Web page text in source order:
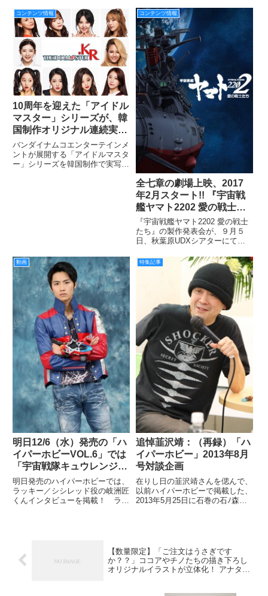
槻ケンヂの出演が決定、さ
らなる追加キャストにも大
注目だ!!
ビジュアルが完成、発表された。
さらに、追加キャストとして大槻
ケンヂの出演も決定、さらなる追
加キャストも話題騒然
コンテンツ情報
10周年を迎えた「アイドル
マスター」シリーズが、韓
国制作オリジナル連続実写
ドラマ 「アイドルマスタ
ー.KR(仮称)」として全世
界配信決定！
バンダイナムコエンターテインメ
ントが展開する「アイドルマスタ
ー」シリーズを韓国制作で実写連
コンテンツ情報
全七章の劇場上映、2017
年2月スタート!! 『宇宙戦
艦ヤマト2202 愛の戦士た
ち』製作発表会レポート！
『宇宙戦艦ヤマト2202 愛の戦士
たち』の製作発表会が、９月５
日、秋葉原UDXシアターにて行
愛の戦士たち』は全７章構成で、
2017年２月より全国15館での劇
場上映、特別限定版Blu-rayが発
動画
明日12/6（水）発売の「ハ
イパーホビーVOL.6」では
「宇宙戦隊キュウレンジャ
ー」より岐洲匠くんインタ
ビューを掲載！スペシャル
動画も!!
明日発売のハイパーホビーでは、
ラッキー／シシレッド役の岐洲匠
くんインタビューを掲載！ ラッ
特集記事
追悼韮沢靖：（再録）「ハ
イパーホビー」2013年8月
号対談企画
在りし日の韮沢靖さんを偲んで、
以前ハイパーホビーで掲載した、
2013年5月25日に石巻の石ﾉ森萬
【数量限定】「ご注文はうさぎです
か？？」ココアやチノたちの描き下ろし
オリジナルイラストが立体化！ アナタの